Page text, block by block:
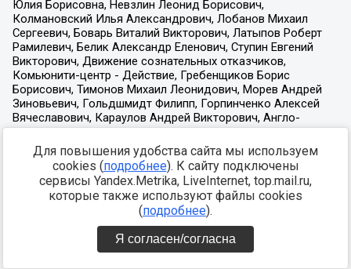
Для повышения удобства сайта мы используем
cookies (подробнее). К сайту подключены
сервисы Yandex.Metrika, LiveInternet, top.mail.ru,
которые также используют файлы cookies
(подробнее).
Я согласен/согласна